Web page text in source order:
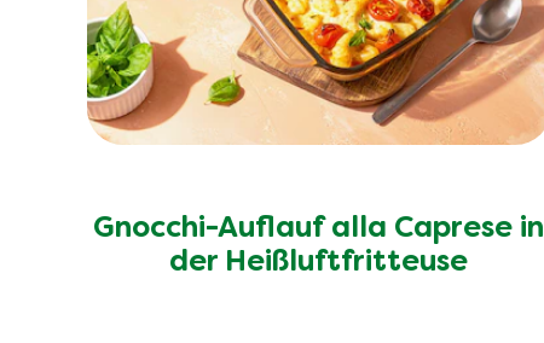
Gnocchi-Auflauf alla Caprese in
der Heißluftfritteuse